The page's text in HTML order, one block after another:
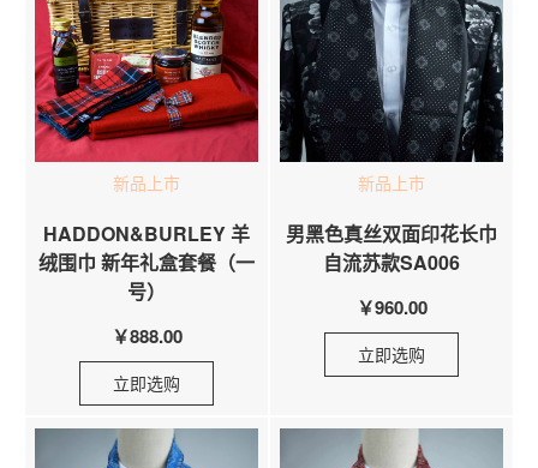
新品上市
HADDON&BURLEY 羊
绒围巾 新年礼盒套餐（一
号）
￥888.00
立即选购
新品上市
男黑色真丝双面印花长巾
自流苏款SA006
￥960.00
立即选购